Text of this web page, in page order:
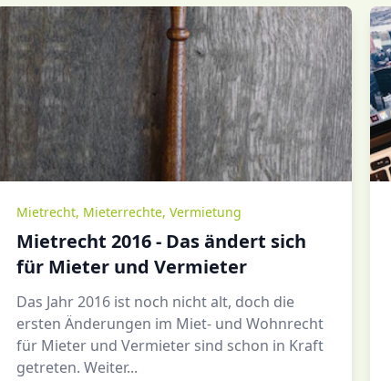
Mietrecht, Mieterrechte, Vermietung
Mietrecht 2016 - Das ändert sich
für Mieter und Vermieter
Das Jahr 2016 ist noch nicht alt, doch die
ersten Änderungen im Miet- und Wohnrecht
für Mieter und Vermieter sind schon in Kraft
getreten. Weiter...